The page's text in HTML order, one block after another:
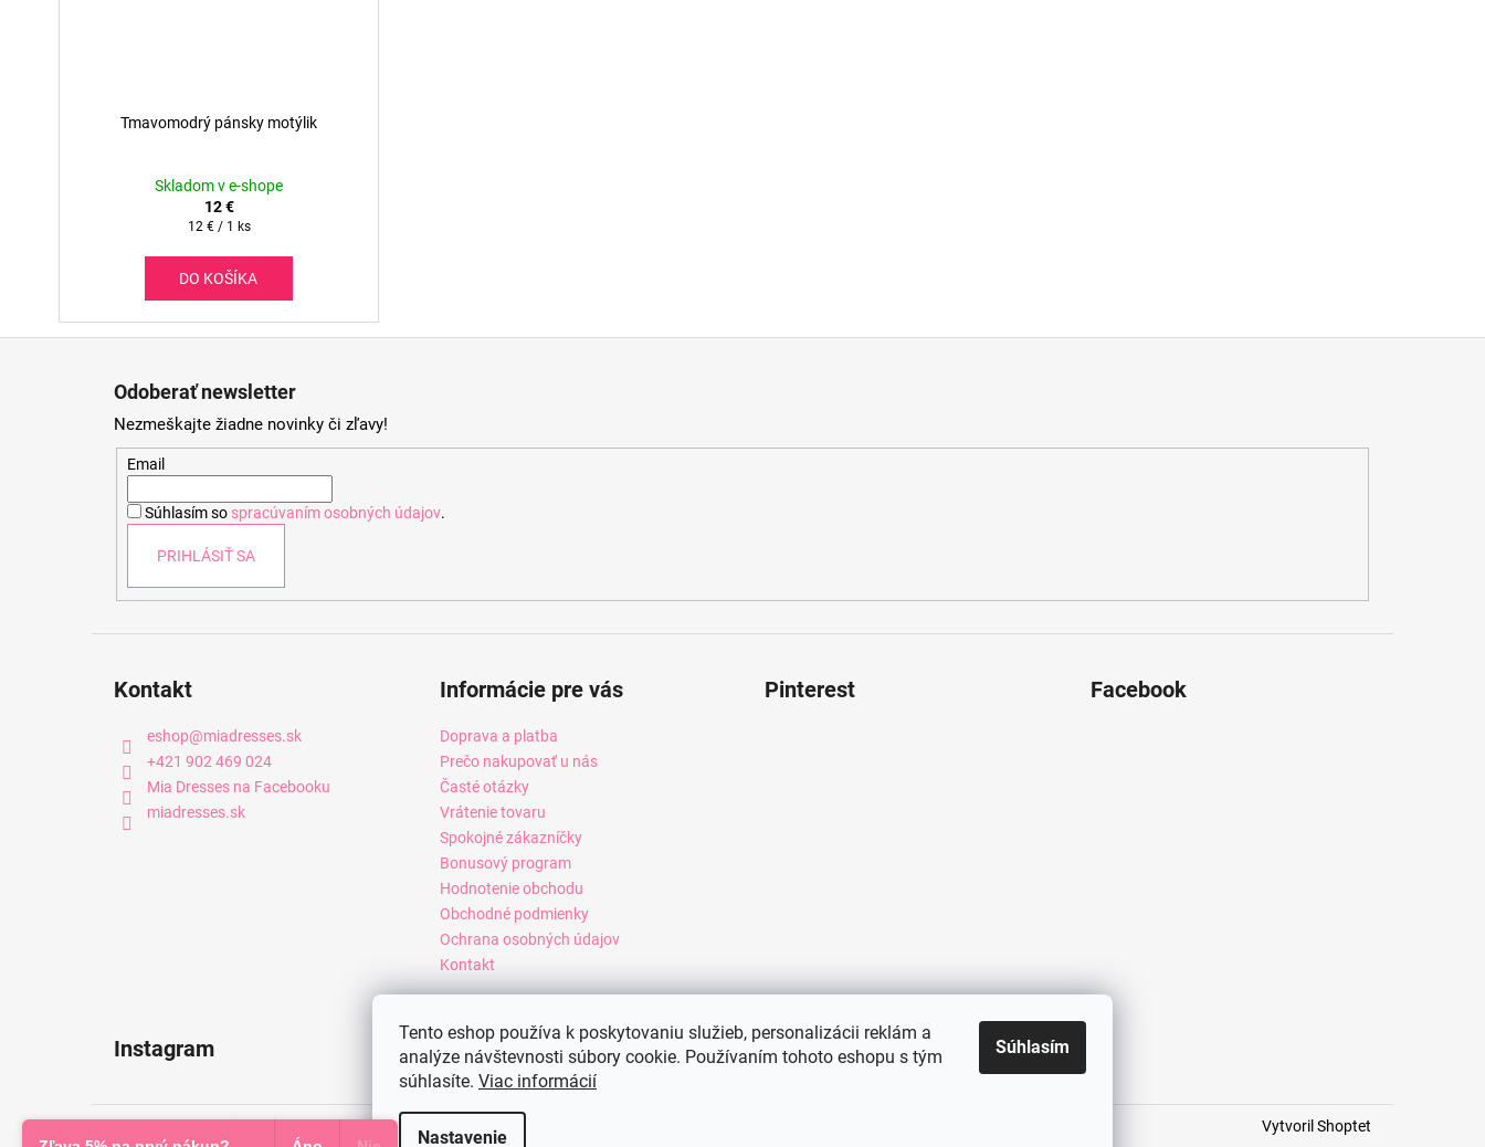
Tento eshop používa k poskytovaniu služieb, personalizácii reklám a
analýze návštevnosti súbory cookie. Používaním tohoto eshopu s tým
súhlasíte. Viac informácií
Nastavenie
Súhlasím
Tmavomodrý pánsky motýlik
Skladom v e-shope
12 €
Jednotková
12 € / 1 ks
DO KOŠÍKA
Odoberať newsletter
Nezmeškajte žiadne novinky či zľavy!
Email
Súhlasím so spracúvaním osobných údajov.
PRIHLÁSIŤ SA
Kontakt
eshop@miadresses.sk
+421 902 469 024
Mia Dresses na Facebooku
miadresses.sk
Informácie pre vás
Doprava a platba
Prečo nakupovať u nás
Časté otázky
Vrátenie tovaru
Spokojné zákazníčky
Bonusový program
Hodnotenie obchodu
Obchodné podmienky
Ochrana osobných údajov
Kontakt
Pinterest Facebook
Instagram
Vytvoril Shoptet
. Všetky práva vyhradené.